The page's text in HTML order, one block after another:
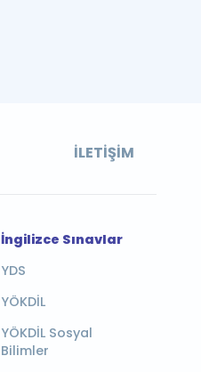
İLETIŞIM
İngilizce Sınavlar
YDS
YÖKDİL
YÖKDİL Sosyal
Bilimler